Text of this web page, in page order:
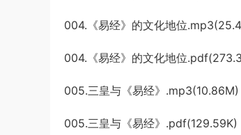
004.《易经》的文化地位
004.《易经》的文化地位
005.三皇与《易经》.mp3(10.86M)
005.三皇与《易经》.pdf(129.59K)